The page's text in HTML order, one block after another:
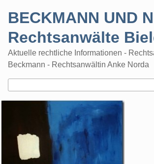
BECKMANN UND
Rechtsanwälte
Aktuelle rechtliche Informationen -
Beckmann - Rechtsanwältin Anke Norda